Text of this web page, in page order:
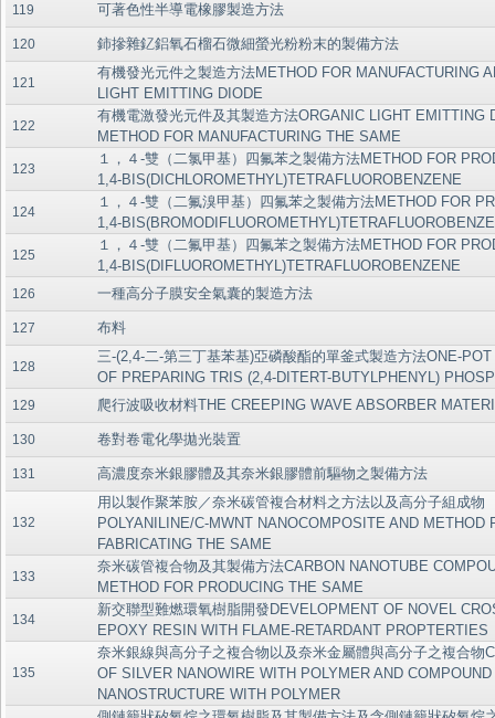
119 可著色性半導電橡膠製造方法
120 鈰摻雜釔鋁氧石榴石微細螢光粉粉末的製備方法
121
有機發光元件之製造方法METHOD FOR MANUFACTURING
LIGHT EMITTING DIODE
122
有機電激發光元件及其製造方法ORGANIC LIGHT EMITTING
METHOD FOR MANUFACTURING THE SAME
123
１，４-雙（二氯甲基）四氟苯之製備方法METHOD FOR
1,4-BIS(DICHLOROMETHYL)TETRAFLUOROBENZENE
124
１，４-雙（二氟溴甲基）四氟苯之製備方法METHOD FOR
1,4-
125
１，４-雙（二氟甲基）四氟苯之製備方法METHOD FOR
1,4-BIS(DIFLUOROMETHYL)TETRAFLUOROBENZENE
126 一種高分子膜安全氣囊的製造方法
127 布料
128
三-(2,4-二-第三丁基苯基)亞磷酸酯的單釜式製造方法ONE-
OF PREPARING TRIS (2,4-DITERT-BUTYLPHENYL)
129 爬行波吸收材料THE CREEPING WAVE ABSORBER
130 卷對卷電化學拋光裝置
131 高濃度奈米銀膠體及其奈米銀膠體前驅物之製備方法
132
用以製作聚苯胺／奈米碳管複合材料之方法以及高分子組成物
POLYANILINE/C-MWNT NANOCOMPOSITE AND METHOD
FABRICATING THE SAME
133
奈米碳管複合物及其製備方法CARBON NANOTUBE
METHOD FOR PRODUCING THE SAME
134
新交聯型難燃環氧樹脂開發DEVELOPMENT OF NOVEL
EPOXY RESIN WITH FLAME-RETARDANT PROPTERTIES
135
奈米銀線與高分子之複合物以及奈米金屬體與高分子之複合物
OF SILVER NANOWIRE WITH POLYMER AND
NANOSTRUCTURE WITH POLYMER